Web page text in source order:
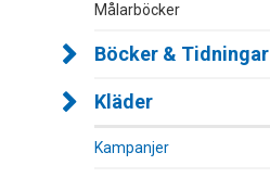
Målarböcker
Böcker & Tidningar
Kläder
Kampanjer